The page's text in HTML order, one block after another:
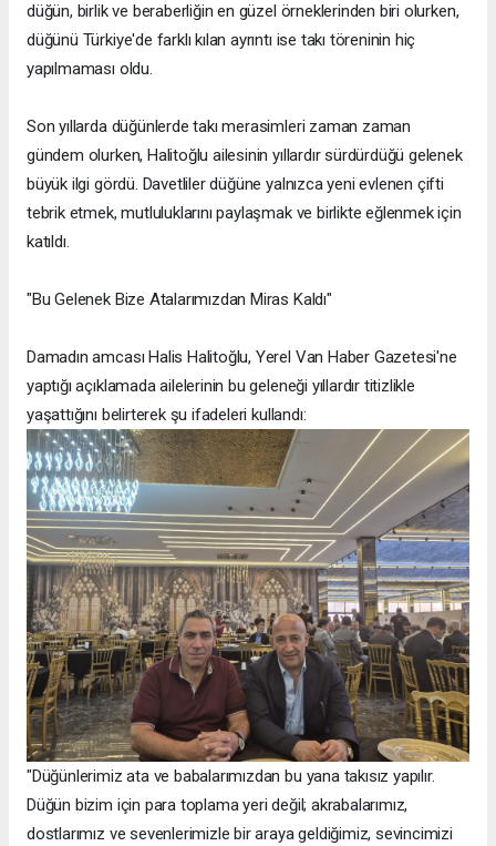
düğün, birlik ve beraberliğin en güzel örneklerinden biri olurken,
düğünü Türkiye'de farklı kılan ayrıntı ise takı töreninin hiç
yapılmaması oldu.
Son yıllarda düğünlerde takı merasimleri zaman zaman
gündem olurken, Halitoğlu ailesinin yıllardır sürdürdüğü gelenek
büyük ilgi gördü. Davetliler düğüne yalnızca yeni evlenen çifti
tebrik etmek, mutluluklarını paylaşmak ve birlikte eğlenmek için
katıldı.
"Bu Gelenek Bize Atalarımızdan Miras Kaldı"
Damadın amcası Halis Halitoğlu, Yerel Van Haber Gazetesi'ne
yaptığı açıklamada ailelerinin bu geleneği yıllardır titizlikle
yaşattığını belirterek şu ifadeleri kullandı:
"Düğünlerimiz ata ve babalarımızdan bu yana takısız yapılır.
Düğün bizim için para toplama yeri değil; akrabalarımız,
dostlarımız ve sevenlerimizle bir araya geldiğimiz, sevincimizi